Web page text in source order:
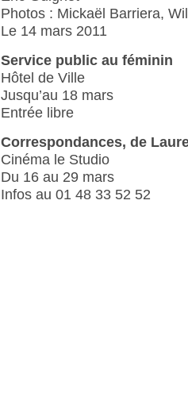
Photos : Mickaël Barriera,
Le 14 mars 2011
Service public au féminin
Hôtel de Ville
Jusqu’au 18 mars
Entrée libre
Correspondances, de
Cinéma le Studio
Du 16 au 29 mars
Infos au 01 48 33 52 52